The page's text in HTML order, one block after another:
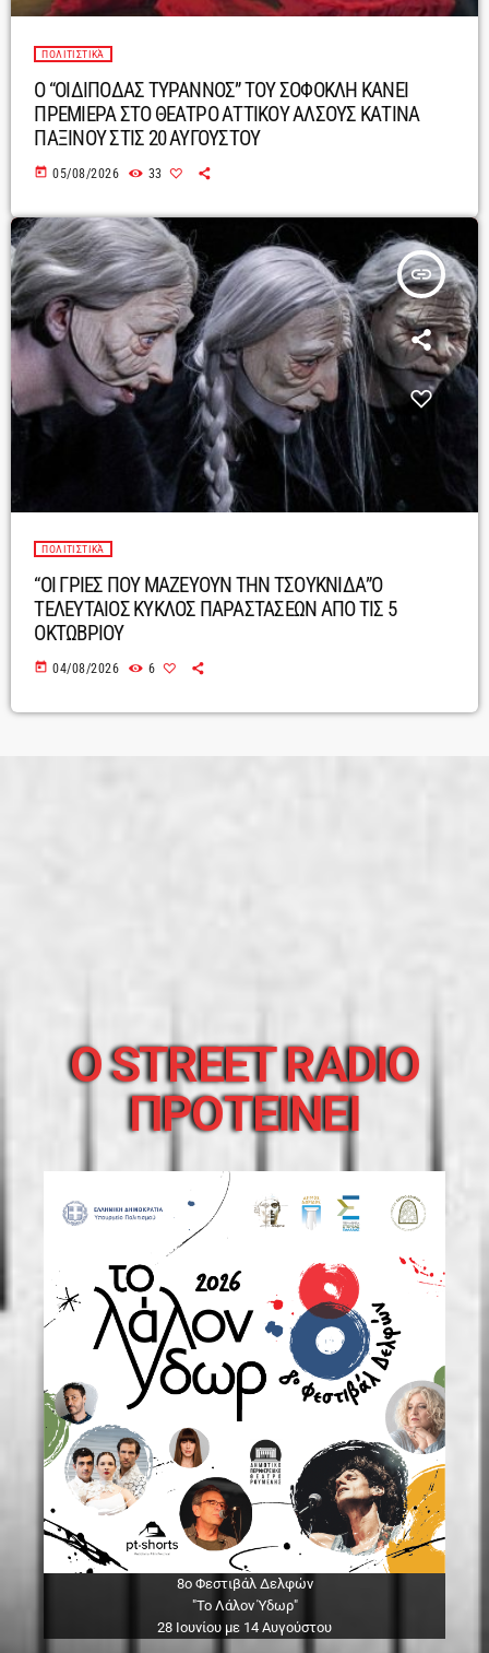
ΠΟΛΙΤΙΣΤΙΚΆ
Ο “ΟΙΔΙΠΟΔΑΣ ΤΥΡΑΝΝΟΣ” ΤΟΥ ΣΟΦΟΚΛΗ ΚΑΝΕΙ
ΠΡΕΜΙΕΡΑ ΣΤΟ ΘΕΑΤΡΟ ΑΤΤΙΚΟΥ ΑΛΣΟΥΣ ΚΑΤΙΝΑ
ΠΑΞΙΝΟΥ ΣΤΙΣ 20 ΑΥΓΟΥΣΤΟΥ
today 05/08/2026 33
insert_link
ΠΟΛΙΤΙΣΤΙΚΆ
“ΟΙ ΓΡΙΕΣ ΠΟΥ ΜΑΖΕΥΟΥΝ ΤΗΝ ΤΣΟΥΚΝΙΔΑ”Ο
ΤΕΛΕΥΤΑΙΟΣ ΚΥΚΛΟΣ ΠΑΡΑΣΤΑΣΕΩΝ ΑΠΟ ΤΙΣ 5
ΟΚΤΩΒΡΙΟΥ
today 04/08/2026 6
O STREET RADIO
ΠΡΟΤΕΙΝΕΙ
8ο Φεστιβάλ Δελφών
"Το Λάλον Ύδωρ"
28 Ιουνίου με 14 Αυγούστου